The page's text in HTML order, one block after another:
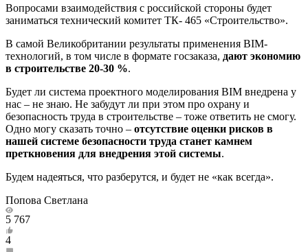
Вопросами взаимодействия с российской стороны будет
заниматься технический комитет ТК- 465 «Строительство».
В самой Великобритании результаты применения BIM-
технологий, в том числе в формате госзаказа, дают экономию
в строительстве 20-30 %.
Будет ли система проектного моделирования BIM внедрена у
нас – не знаю. Не забудут ли при этом про охрану и
безопасность труда в строительстве – тоже ответить не смогу.
Одно могу сказать точно – отсутствие оценки рисков в
нашей системе безопасности труда станет камнем
преткновения для внедрения этой системы.
Будем надеяться, что разберутся, и будет не «как всегда».
Попова Светлана
5 767
4